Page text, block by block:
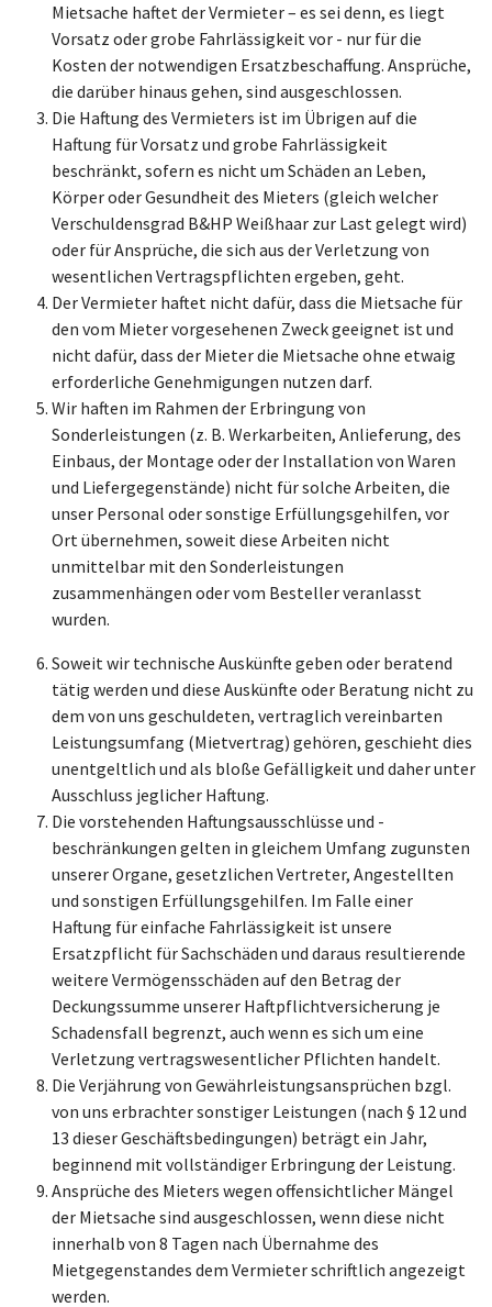
Mietsache haftet der Vermieter – es sei denn, es liegt
Vorsatz oder grobe Fahrlässigkeit vor - nur für die
Kosten der notwendigen Ersatzbeschaffung. Ansprüche,
die darüber hinaus gehen, sind ausgeschlossen.
Die Haftung des Vermieters ist im Übrigen auf die
Haftung für Vorsatz und grobe Fahrlässigkeit
beschränkt, sofern es nicht um Schäden an Leben,
Körper oder Gesundheit des Mieters (gleich welcher
Verschuldensgrad B&HP Weißhaar zur Last gelegt wird)
oder für Ansprüche, die sich aus der Verletzung von
wesentlichen Vertragspflichten ergeben, geht.
Der Vermieter haftet nicht dafür, dass die Mietsache für
den vom Mieter vorgesehenen Zweck geeignet ist und
nicht dafür, dass der Mieter die Mietsache ohne etwaig
erforderliche Genehmigungen nutzen darf.
Wir haften im Rahmen der Erbringung von
Sonderleistungen (z. B. Werkarbeiten, Anlieferung, des
Einbaus, der Montage oder der Installation von Waren
und Liefergegenstände) nicht für solche Arbeiten, die
unser Personal oder sonstige Erfüllungsgehilfen, vor
Ort übernehmen, soweit diese Arbeiten nicht
unmittelbar mit den Sonderleistungen
zusammenhängen oder vom Besteller veranlasst
wurden.
Soweit wir technische Auskünfte geben oder beratend
tätig werden und diese Auskünfte oder Beratung nicht zu
dem von uns geschuldeten, vertraglich vereinbarten
Leistungsumfang (Mietvertrag) gehören, geschieht dies
unentgeltlich und als bloße Gefälligkeit und daher unter
Ausschluss jeglicher Haftung.
Die vorstehenden Haftungsausschlüsse und -
beschränkungen gelten in gleichem Umfang zugunsten
unserer Organe, gesetzlichen Vertreter, Angestellten
und sonstigen Erfüllungsgehilfen. Im Falle einer
Haftung für einfache Fahrlässigkeit ist unsere
Ersatzpflicht für Sachschäden und daraus resultierende
weitere Vermögensschäden auf den Betrag der
Deckungssumme unserer Haftpflichtversicherung je
Schadensfall begrenzt, auch wenn es sich um eine
Verletzung vertragswesentlicher Pflichten handelt.
Die Verjährung von Gewährleistungsansprüchen bzgl.
von uns erbrachter sonstiger Leistungen (nach § 12 und
13 dieser Geschäftsbedingungen) beträgt ein Jahr,
beginnend mit vollständiger Erbringung der Leistung.
Ansprüche des Mieters wegen offensichtlicher Mängel
der Mietsache sind ausgeschlossen, wenn diese nicht
innerhalb von 8 Tagen nach Übernahme des
Mietgegenstandes dem Vermieter schriftlich angezeigt
werden.